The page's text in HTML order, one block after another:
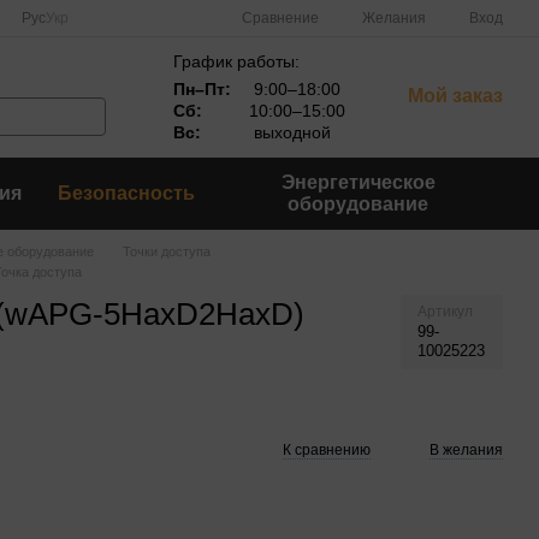
Рус Сравнение Желания Вход
График работы:
Пн–Пт:
9:00–18:00
Сб:
10:00–15:00
Вс:
выходной
Мой заказ
Безопасность
Энергетическое
оборудование
оборудование
Точки доступа
доступа
5HaxD2HaxD)
99-
10025223
К сравнению В желания